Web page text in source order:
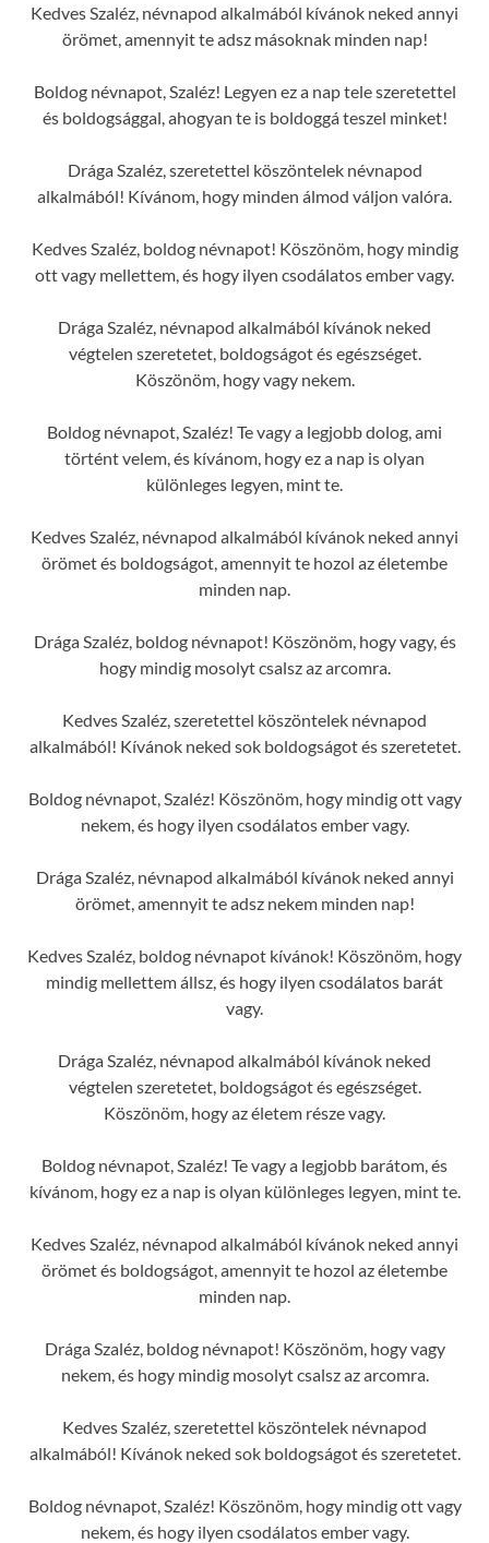
Kedves Szaléz, névnapod alkalmából kívánok neked annyi
örömet, amennyit te adsz másoknak minden nap!
Boldog névnapot, Szaléz! Legyen ez a nap tele szeretettel
és boldogsággal, ahogyan te is boldoggá teszel minket!
Drága Szaléz, szeretettel köszöntelek névnapod
alkalmából! Kívánom, hogy minden álmod váljon valóra.
Kedves Szaléz, boldog névnapot! Köszönöm, hogy mindig
ott vagy mellettem, és hogy ilyen csodálatos ember vagy.
Drága Szaléz, névnapod alkalmából kívánok neked
végtelen szeretetet, boldogságot és egészséget.
Köszönöm, hogy vagy nekem.
Boldog névnapot, Szaléz! Te vagy a legjobb dolog, ami
történt velem, és kívánom, hogy ez a nap is olyan
különleges legyen, mint te.
Kedves Szaléz, névnapod alkalmából kívánok neked annyi
örömet és boldogságot, amennyit te hozol az életembe
minden nap.
Drága Szaléz, boldog névnapot! Köszönöm, hogy vagy, és
hogy mindig mosolyt csalsz az arcomra.
Kedves Szaléz, szeretettel köszöntelek névnapod
alkalmából! Kívánok neked sok boldogságot és szeretetet.
Boldog névnapot, Szaléz! Köszönöm, hogy mindig ott vagy
nekem, és hogy ilyen csodálatos ember vagy.
Drága Szaléz, névnapod alkalmából kívánok neked annyi
örömet, amennyit te adsz nekem minden nap!
Kedves Szaléz, boldog névnapot kívánok! Köszönöm, hogy
mindig mellettem állsz, és hogy ilyen csodálatos barát
vagy.
Drága Szaléz, névnapod alkalmából kívánok neked
végtelen szeretetet, boldogságot és egészséget.
Köszönöm, hogy az életem része vagy.
Boldog névnapot, Szaléz! Te vagy a legjobb barátom, és
kívánom, hogy ez a nap is olyan különleges legyen, mint te.
Kedves Szaléz, névnapod alkalmából kívánok neked annyi
örömet és boldogságot, amennyit te hozol az életembe
minden nap.
Drága Szaléz, boldog névnapot! Köszönöm, hogy vagy
nekem, és hogy mindig mosolyt csalsz az arcomra.
Kedves Szaléz, szeretettel köszöntelek névnapod
alkalmából! Kívánok neked sok boldogságot és szeretetet.
Boldog névnapot, Szaléz! Köszönöm, hogy mindig ott vagy
nekem, és hogy ilyen csodálatos ember vagy.